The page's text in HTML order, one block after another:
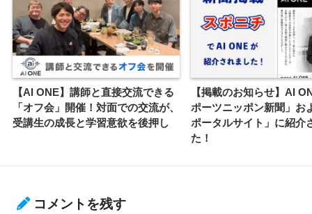
【AI ONE】講師と直接交流できる
「オフ会」開催！対面での交流が、
受講生の成長と学習意欲を後押し
【掲載のお知らせ】AI
ポーツニッポン新聞」お
ポータルサイト」に紹介
た！
コメントを残す